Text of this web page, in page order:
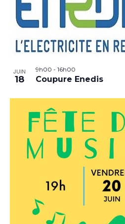
JUIN
18
9h00 - 16h00
Coupure Enedis